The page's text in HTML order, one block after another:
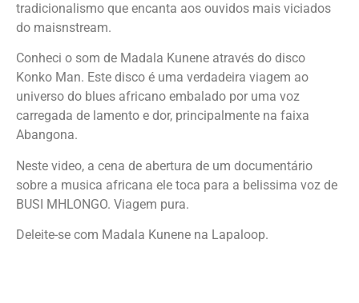
tradicionalismo que encanta aos ouvidos mais viciados
do maisnstream.
Conheci o som de Madala Kunene através do disco
Konko Man. Este disco é uma verdadeira viagem ao
universo do blues africano embalado por uma voz
carregada de lamento e dor, principalmente na faixa
Abangona.
Neste video, a cena de abertura de um documentário
sobre a musica africana ele toca para a belissima voz de
BUSI MHLONGO. Viagem pura.
Deleite-se com Madala Kunene na Lapaloop.